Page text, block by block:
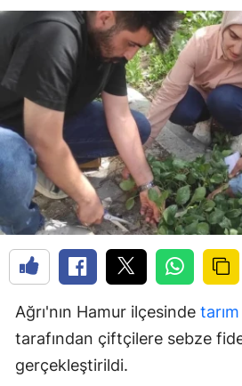
Ağrı'nın Hamur ilçesinde tarım
tarafından çiftçilere sebze
gerçekleştirildi.